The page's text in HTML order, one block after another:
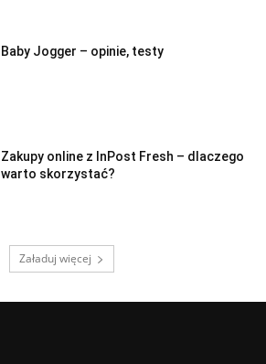
Baby Jogger – opinie, testy
Zakupy online z InPost Fresh – dlaczego
warto skorzystać?
Załaduj więcej